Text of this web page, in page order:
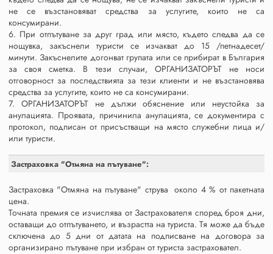
не се възстановяват средства за услугите, които не са
консумирани.
6. При отпътуване за друг град или място, където следва да се
нощувка, закъснели туристи се изчакват до 15 /петнадесет/
минути. Закъснелите догонват групата или се прибират в България
за своя сметка. В тези случаи, ОРГАНИЗАТОРЪТ не носи
отговорност за последствията за тези клиенти и не възстановява
средства за услугите, които не са консумирани.
7. ОРГАНИЗАТОРЪТ не дължи обяснение или неустойка за
анулацията. Проявата, причинила анулацията, се документира с
протокол, подписан от присъстващи на място служебни лица и/
или туристи.
Застраховка "Отмяна на пътуване":
Застраховка "Отмяна на пътуване" струва около 4 % от пакетната
цена.
Точната премия се изчислява от Застрахователя според броя дни,
оставащи до отпътуването, и възрастта на туриста. Тя може да бъде
сключена до 5 дни от датата на подписване на договора за
организирано пътуване при избран от туриста застраховател.